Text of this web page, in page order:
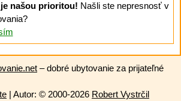
našou prioritou! Našli ste nepresnosť v
– dobré ubytovanie za prijateľné
| Autor: © 2000-2026 Robert Vystrčil